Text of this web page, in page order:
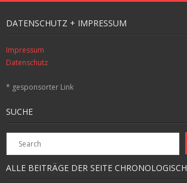
DATENSCHUTZ + IMPRESSUM
Impressum
Datenschutz
* gesponsorter Link
SUCHE
ALLE BEITRÄGE DER SEITE CHRONOLOGISCH